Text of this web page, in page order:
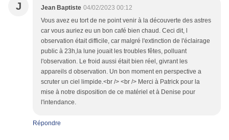
J Jean Baptiste 04/02/2023 00:12
Vous avez eu tort de ne point venir à la découverte des astres
car vous auriez eu un bon café bien chaud. Ceci dit, l
observation était difficile, car malgré l'extinction de l'éclairage
public à 23h,la lune jouait les troubles fêtes, polluant
l'observation. Le froid aussi était bien réel, givrant les
appareils d observation. Un bon moment en perspective a
scruter un ciel limpide.<br /> <br /> Merci à Patrick pour la
mise à notre disposition de ce matériel et à Denise pour
l'intendance.
Répondre